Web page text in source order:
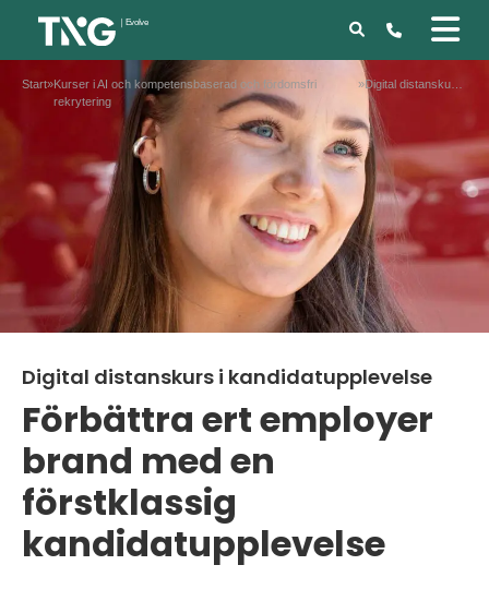
Start»Kurser i AI och kompetensbaserad och fördomsfri
rekrytering
»
Digital distanskurs i kandidatupplevelse
Förbättra ert employer
brand med en
förstklassig
kandidatupplevelse